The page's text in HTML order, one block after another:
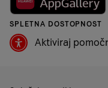
SPLETNA DOSTOPNOST
Aktiviraj